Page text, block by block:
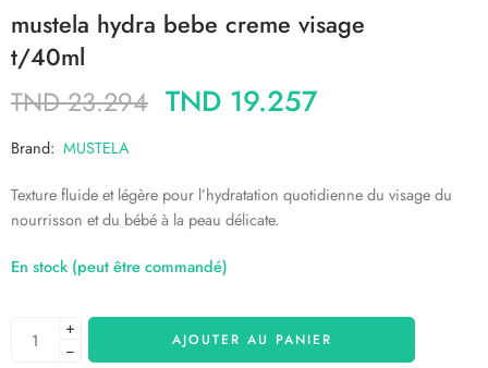
mustela hydra bebe creme visage
t/40ml
TND23.294 TND 19.257
Brand: MUSTELA
Texture fluide et légère pour l’hydratation quotidienne du visage du
nourrisson et du bébé à la peau délicate.
En stock (peut être commandé)
+
−
AJOUTER AU PANIER